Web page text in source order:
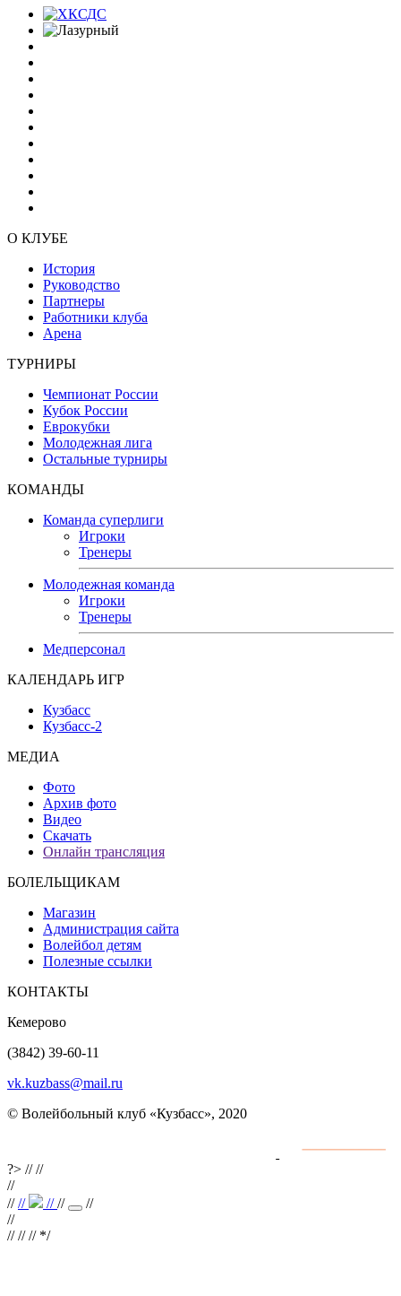
О КЛУБЕ
История
Руководство
Партнеры
Работники клуба
Арена
ТУРНИРЫ
Чемпионат России
Кубок России
Еврокубки
Молодежная лига
Остальные турниры
КОМАНДЫ
Команда суперлиги
Игроки
Тренеры
Молодежная команда
Игроки
Тренеры
Медперсонал
КАЛЕНДАРЬ ИГР
Кузбасс
Кузбасс-2
МЕДИА
Фото
Архив фото
Видео
Скачать
Онлайн трансляция
БОЛЕЛЬЩИКАМ
Магазин
Администрация сайта
Волейбол детям
Полезные ссылки
КОНТАКТЫ
Кемерово
(3842) 39-60-11
vk.kuzbass@mail.ru
© Волейбольный клуб «Кузбасс», 2020
?> ////
//
//// ////
//
//
//// // */